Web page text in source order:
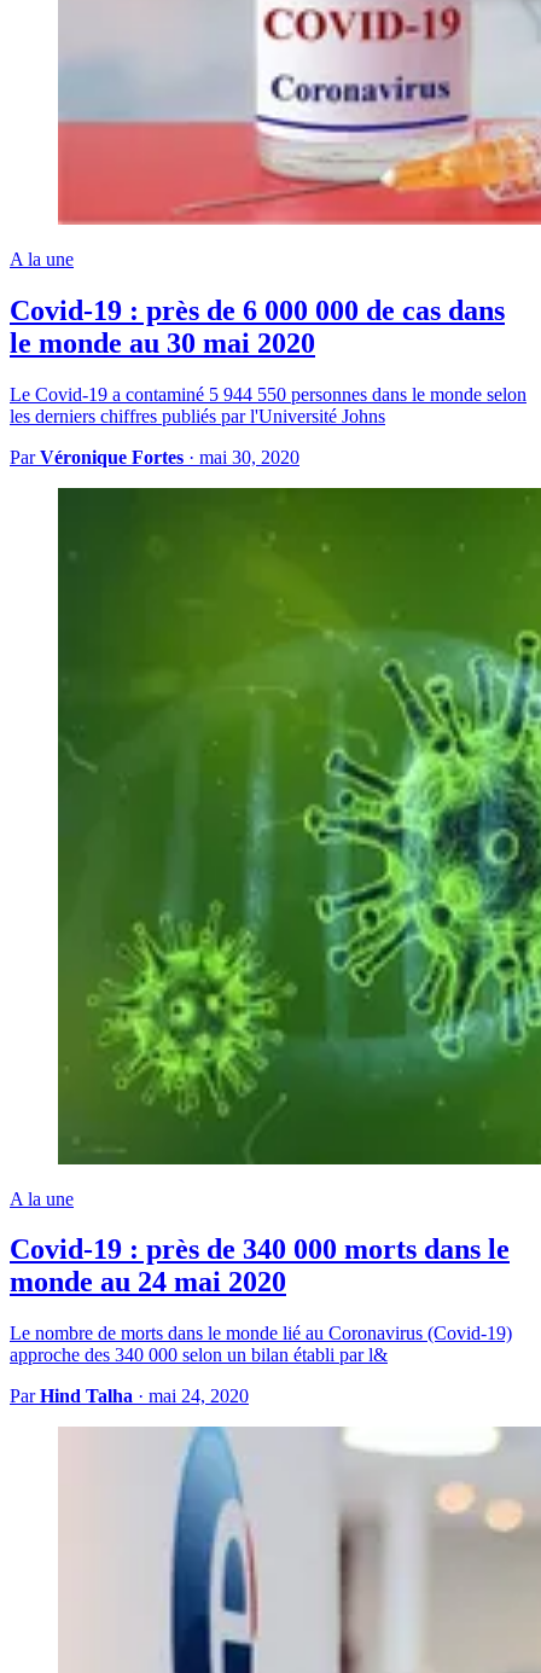
A la une
Covid-19 : près de 6 000 000 de cas dans
le monde au 30 mai 2020
Le Covid-19 a contaminé 5 944 550 personnes dans le monde selon
les derniers chiffres publiés par l'Université Johns
ParVéronique Fortes · mai 30, 2020
A la une
Covid-19 : près de 340 000 morts dans le
monde au 24 mai 2020
Le nombre de morts dans le monde lié au Coronavirus (Covid-19)
approche des 340 000 selon un bilan établi par l&
ParHind Talha · mai 24, 2020